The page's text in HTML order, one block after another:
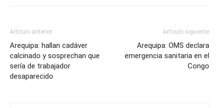
Artículo anterior
Arequipa: hallan cadáver
calcinado y sosprechan que
sería de trabajador
desaparecido
Artículo siguiente
Arequipa: OMS declara
emergencia sanitaria en el
Congo